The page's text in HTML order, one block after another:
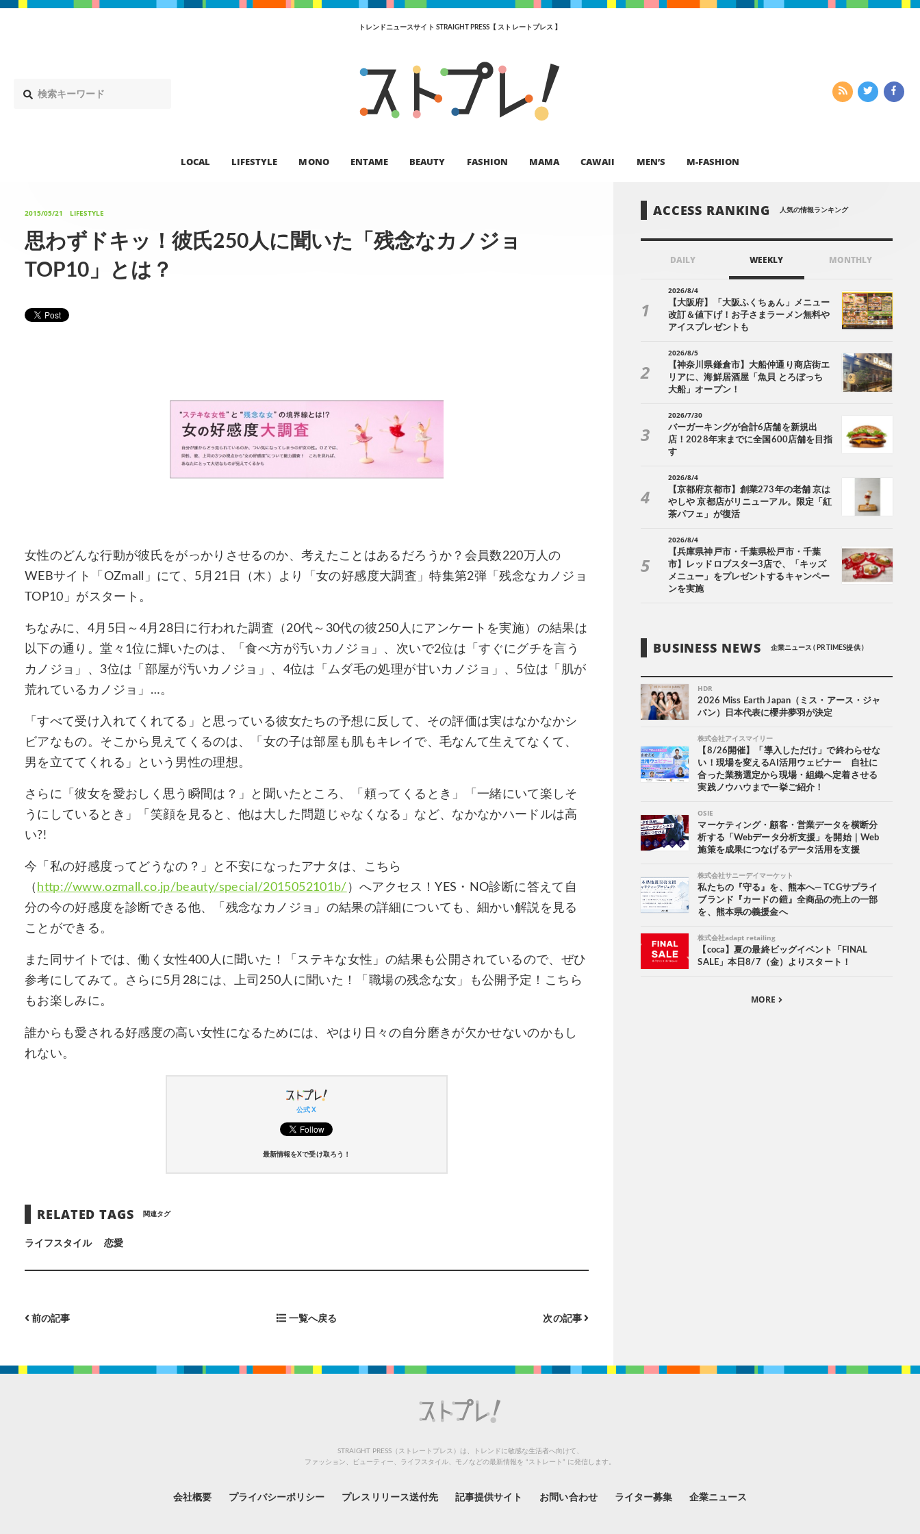
トレンドニュースサイト STRAIGHT PRESS【 ストレートプレス 】
LOCAL LIFESTYLE MONO ENTAME BEAUTY FASHION MAMA CAWAII MEN’S M-FASHION
2015/05/21 LIFESTYLE
思わずドキッ！彼氏250人に聞いた「残念なカノジョ
TOP10」とは？
女性のどんな行動が彼氏をがっかりさせるのか、考えたことはあるだろうか？会員数220万人の
WEBサイト「OZmall」にて、5月21日（木）より「女の好感度大調査」特集第2弾「残念なカノジョ
TOP10」がスタート。
ちなみに、4月5日～4月28日に行われた調査（20代～30代の彼250人にアンケートを実施）の結果は
以下の通り。堂々1位に輝いたのは、「食べ方が汚いカノジョ」、次いで2位は「すぐにグチを言う
カノジョ」、3位は「部屋が汚いカノジョ」、4位は「ムダ毛の処理が甘いカノジョ」、5位は「肌が
荒れているカノジョ」…。
「すべて受け入れてくれてる」と思っている彼女たちの予想に反して、その評価は実はなかなかシ
ビアなもの。そこから見えてくるのは、「女の子は部屋も肌もキレイで、毛なんて生えてなくて、
男を立ててくれる」という男性の理想。
さらに「彼女を愛おしく思う瞬間は？」と聞いたところ、「頼ってくるとき」「一緒にいて楽しそ
うにしているとき」「笑顔を見ると、他は大した問題じゃなくなる」など、なかなかハードルは高
い?!
今「私の好感度ってどうなの？」と不安になったアナタは、こちら
（ http://www.ozmall.co.jp/beauty/special/2015052101b/ ）へアクセス！YES・NO診断に答えて自
分の今の好感度を診断できる他、「残念なカノジョ」の結果の詳細についても、細かい解説を見る
ことができる。
また同サイトでは、働く女性400人に聞いた！「ステキな女性」の結果も公開されているので、ぜひ
参考にしてみて。さらに5月28には、上司250人に聞いた！「職場の残念な女」も公開予定！こちら
もお楽しみに。
誰からも愛される好感度の高い女性になるためには、やはり日々の自分磨きが欠かせないのかもし
れない。
公式 X
最新情報をXで受け取ろう！
RELATED TAGS 関連タグ
ライフスタイル 恋愛
前の記事 一覧へ戻る 次の記事
ACCESS RANKING 人気の情報ランキング
DAILY WEEKLY MONTHLY
2026/8/4
【大阪府】「大阪ふくちぁん」メニュー
改訂＆値下げ！お子さまラーメン無料や
アイスプレゼントも
2026/8/5
【神奈川県鎌倉市】大船仲通り商店街エ
リアに、海鮮居酒屋「魚貝 とろぼっち
大船」オープン！
2026/7/30
バーガーキングが合計6店舗を新規出
店！2028年末までに全国600店舗を目指
す
2026/8/4
【京都府京都市】創業273年の老舗 京は
やしや 京都店がリニューアル。限定「紅
茶パフェ」が復活
2026/8/4
【兵庫県神戸市・千葉県松戸市・千葉
市】レッドロブスター3店で、「キッズ
メニュー」をプレゼントするキャンペー
ンを実施
BUSINESS NEWS 企業ニュース ( PR TIMES提供 )
HDR
2026 Miss Earth Japan（ミス・アース・ジャ
パン）日本代表に櫻井夢羽が決定
株式会社アイスマイリー
【8/26開催】「導入しただけ」で終わらせな
い！現場を変えるAI活用ウェビナー 自社に
合った業務選定から現場・組織へ定着させる
実践ノウハウまで一挙ご紹介！
OSIE
マーケティング・顧客・営業データを横断分
析する「Webデータ分析支援」を開始｜Web
施策を成果につなげるデータ活用を支援
株式会社サニーデイマーケット
私たちの『守る』を、熊本へ― TCGサプライ
ブランド『カードの鎧』全商品の売上の一部
を、熊本県の義援金へ
株式会社adapt retailing
【coca】夏の最終ビッグイベント「FINAL
SALE」本日8/7（金）よりスタート！
MORE
STRAIGHT PRESS（ストレートプレス）は、トレンドに敏感な生活者へ向けて、
ファッション、ビューティー、ライフスタイル、モノなどの最新情報を “ストレート” に発信します。
会社概要 プライバシーポリシー プレスリリース送付先 記事提供サイト お問い合わせ ライター募集 企業ニュース